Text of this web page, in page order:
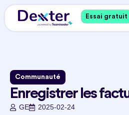
Essai gratuit
Communauté
Enregistrer les
GE 2025-02-24